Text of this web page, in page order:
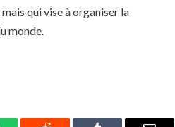
qui vise à organiser la
monde.